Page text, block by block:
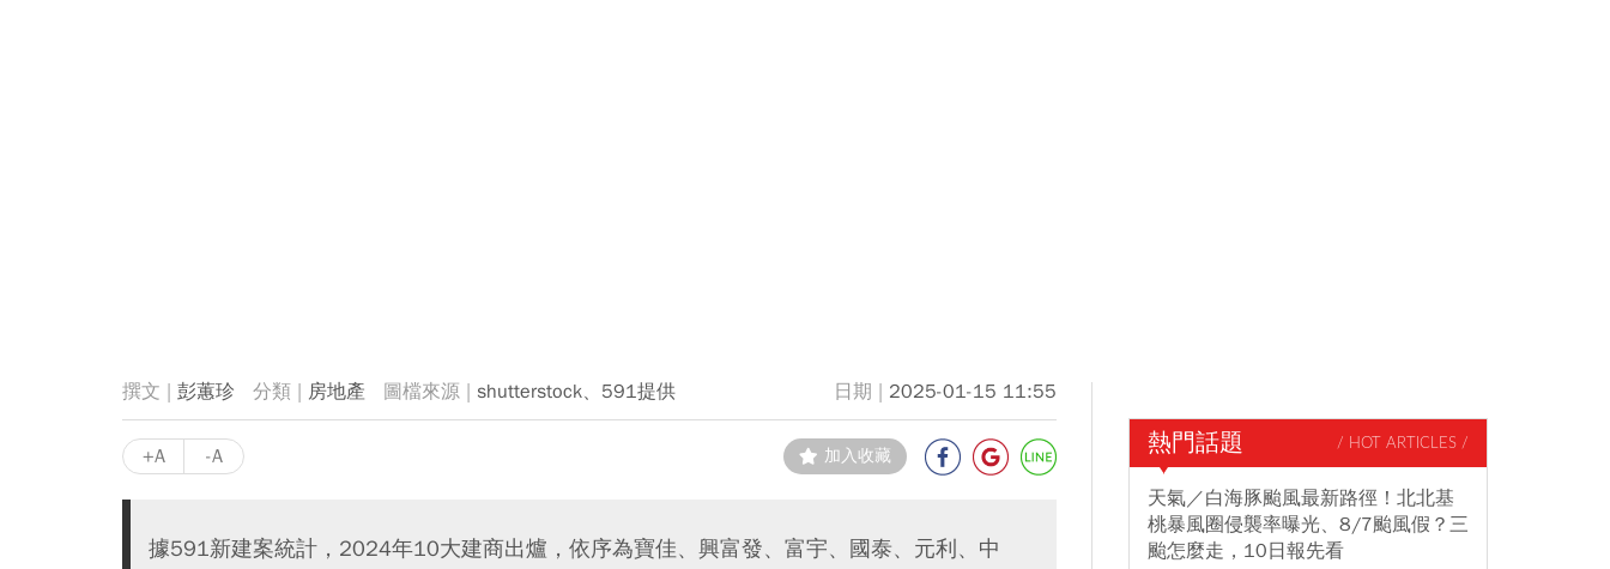
彭蕙珍 房地產 shutterstock、591提供 2025-01-15 11:55
+A -A 加入收藏
據591新建案統計，2024年10大建商出爐，依序為寶佳、興富發、富宇、國泰、元利、中
熱門話題 / HOT ARTICLES /
天氣／白海豚颱風最新路徑！北北基
桃暴風圈侵襲率曝光、8/7颱風假？三
颱怎麼走，10日報先看